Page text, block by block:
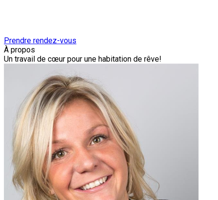
Prendre rendez-vous
À propos
Un travail de cœur pour une habitation de rêve!